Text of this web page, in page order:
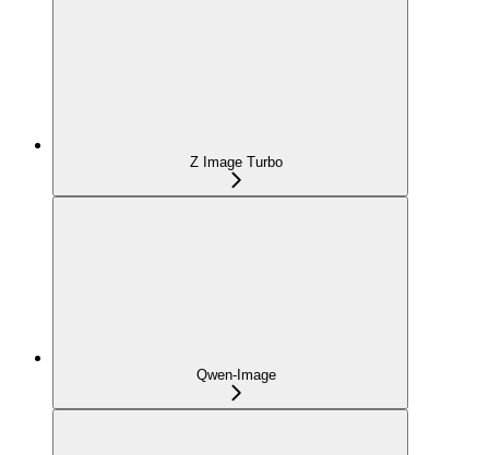
Z Image Turbo
Qwen-Image